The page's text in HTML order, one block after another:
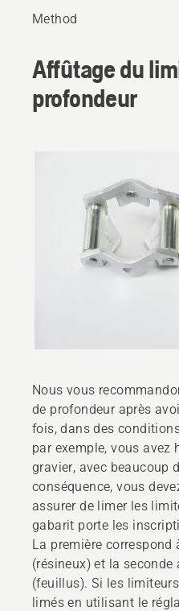
Method
Affûtage du
profondeur
Nous vous
de profondeur après
fois, dans des
par exemple, vous avez
gravier, avec beaucoup
conséquence, vous
assurer de limer les
gabarit porte les
La première correspond
(résineux) et la
(feuillus). Si les
limés en utilisant le